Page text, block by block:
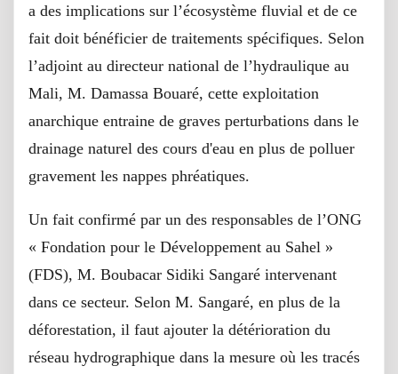
a des implications sur l’écosystème fluvial et de ce
fait doit bénéficier de traitements spécifiques. Selon
l’adjoint au directeur national de l’hydraulique au
Mali, M. Damassa Bouaré, cette exploitation
anarchique entraine de graves perturbations dans le
drainage naturel des cours d'eau en plus de polluer
gravement les nappes phréatiques.
Un fait confirmé par un des responsables de l’ONG
« Fondation pour le Développement au Sahel »
(FDS), M. Boubacar Sidiki Sangaré intervenant
dans ce secteur. Selon M. Sangaré, en plus de la
déforestation, il faut ajouter la détérioration du
réseau hydrographique dans la mesure où les tracés